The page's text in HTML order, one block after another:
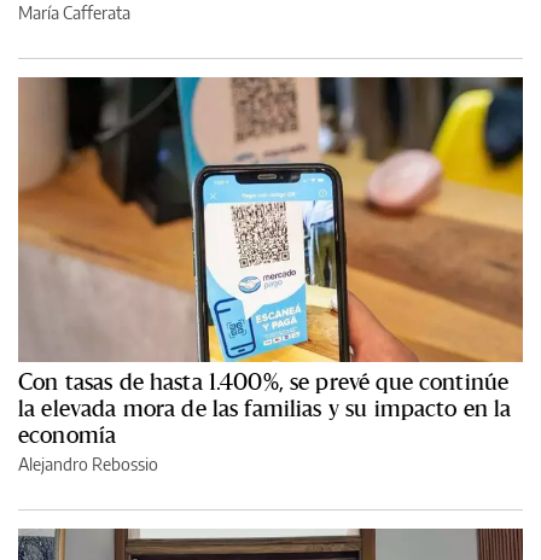
María Cafferata
Con tasas de hasta 1.400%, se prevé que continúe
la elevada mora de las familias y su impacto en la
economía
Alejandro Rebossio